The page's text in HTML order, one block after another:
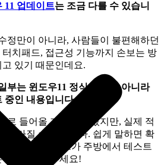
11 업데이트는 조금 다를 수 있습니
정만이 아니라, 사람들이 불편해하던
치패드, 접근성 기능까지 손보는 방
있기 때문인데요.
부는 윈도우11 정식 버전이 아니라
중인 내용입니다.
로 들어올 가능성은 있지만, 실제 적
달라질 수 있습니다. 쉽게 말하면 확
마이크로소프트가 주방에서 테스트
점, 참고해 주세요!